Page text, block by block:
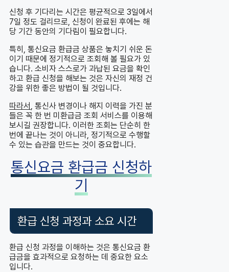
신청 후 기다리는 시간은 평균적으로 3일에서
7일 정도 걸리므로, 신청이 완료된 후에는 해
당 기간 동안의 기다림이 필요합니다.
특히, 통신요금 환급금 상품은 놓치기 쉬운 돈
이기 때문에 정기적으로 조회해 볼 필요가 있
습니다. 소비자 스스로가 과납된 요금을 확인
하고 환급 신청을 해보는 것은 자신의 재정 건
강을 위한 좋은 방법이 될 것입니다.
따라서 , 통신사 변경이나 해지 이력을 가진 분
들은 꼭 한 번 미환급금 조회 서비스를 이용해
보시길 권장합니다. 이러한 조회는 단순히 한
번에 끝나는 것이 아니라, 정기적으로 수행할
수 있는 습관을 만드는 것이 중요합니다.
통신요금 환급금 신청하
기
환급 신청 과정과 소요 시간
환급 신청 과정을 이해하는 것은 통신요금 환
급금을 효과적으로 요청하는 데 중요한 요소
입니다.